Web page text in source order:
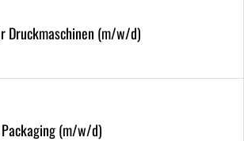
Druckmaschinen (m/w/d)
(m/w/d)